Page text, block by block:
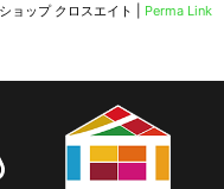
ョップ クロスエイト Perma Link